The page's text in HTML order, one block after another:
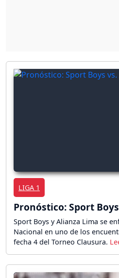
LIGA 1
Pronóstico: Sport
Sport Boys y Alianza Lima se
Nacional en uno de los
fecha 4 del Torneo Clausura.